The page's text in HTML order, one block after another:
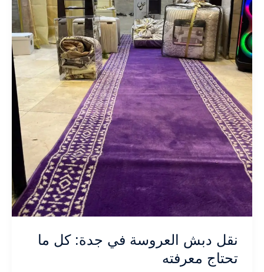
نقل دبش العروسة في جدة: كل ما
تحتاج معرفته